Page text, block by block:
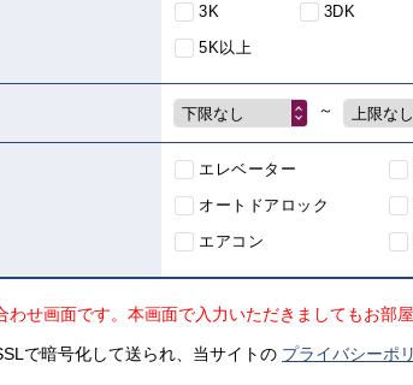
3K
3DK
5K以上
下限なし ～ 上限なし
エレベーター
オートドアロック
エアコン
せ画面です。本画面で入力いただきましてもお部
で暗号化して送られ、当サイトの プライバシーポ